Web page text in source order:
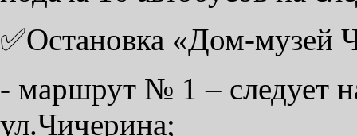
✅Остановка «Дом-музей
- маршрут № 1 – следует
ул.Чичерина;